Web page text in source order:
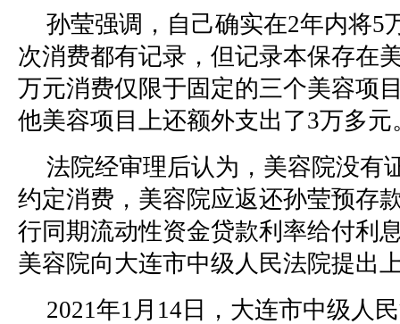
孙莹强调，自己确实在2年内将5
次消费都有记录，但记录本保存在
万元消费仅限于固定的三个美容项
他美容项目上还额外支出了3万多元
法院经审理后认为，美容院没有
约定消费，美容院应返还孙莹预存
行同期流动性资金贷款利率给付利
美容院向大连市中级人民法院提出
2021年1月14日，大连市中级人